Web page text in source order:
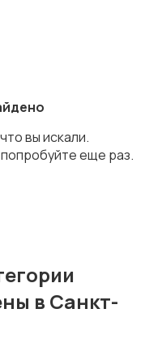
вы искали.
еще раз.
в Санкт-